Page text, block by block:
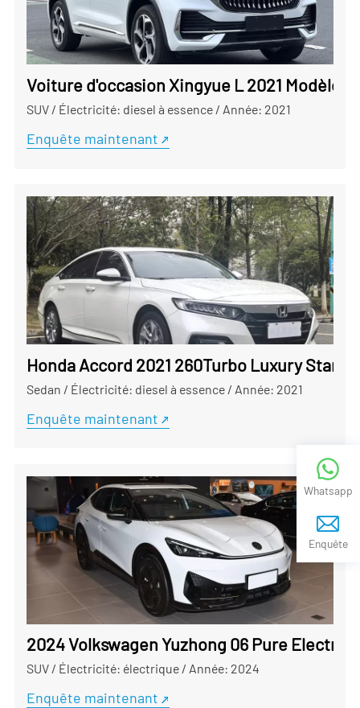
Voiture d'occasion Xingyue L 2021 Modèle
SUV/ Électricité: diesel à essence/ Année: 2021
Enquête maintenant
Honda Accord 2021 260Turbo Luxury
Sedan / Électricité: diesel à essence/ Année: 2021
Enquête maintenant
2024 Volkswagen Yuzhong 06 Pure Electric
SUV/ Électricité: électrique/ Année: 2024
Enquête maintenant
Whatsapp
Enquête